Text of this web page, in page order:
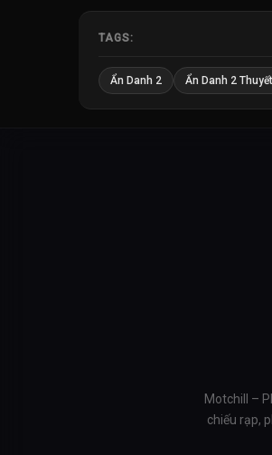
TAGS:
Ẩn Danh 2 Ẩn Danh 2
Motchill –
chiếu rạp,